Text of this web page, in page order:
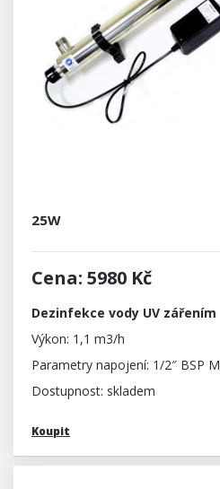
25W
Cena: 5980 Kč
Dezinfekce vody UV zářením
Výkon: 1,1 m3/h
Parametry napojení: 1/2″ BSP M
Dostupnost: skladem
Koupit